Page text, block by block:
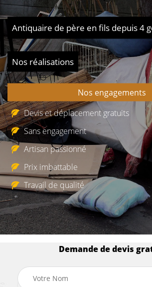
Antiquaire de père en fils depuis 4
Nos réalisations
Nos engagements
Devis et déplacement gratuits
Sans engagement
Artisan passionné
Prix imbattable
Travail de qualité
Demande de devis